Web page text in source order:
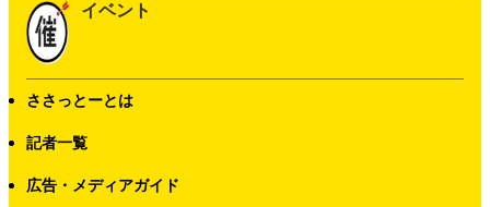
イベント
ささっとーとは
記者一覧
広告・メディアガイド